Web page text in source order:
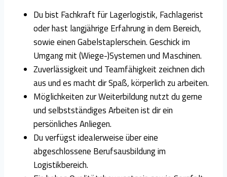
Du bist Fachkraft für Lagerlogistik, Fachlagerist
oder hast langjährige Erfahrung in dem Bereich,
sowie einen Gabelstaplerschein. Geschick im
Umgang mit (Wiege-)Systemen und Maschinen.
Zuverlässigkeit und Teamfähigkeit zeichnen dich
aus und es macht dir Spaß, körperlich zu arbeiten.
Möglichkeiten zur Weiterbildung nutzt du gerne
und selbstständiges Arbeiten ist dir ein
persönliches Anliegen.
Du verfügst idealerweise über eine
abgeschlossene Berufsausbildung im
Logistikbereich.